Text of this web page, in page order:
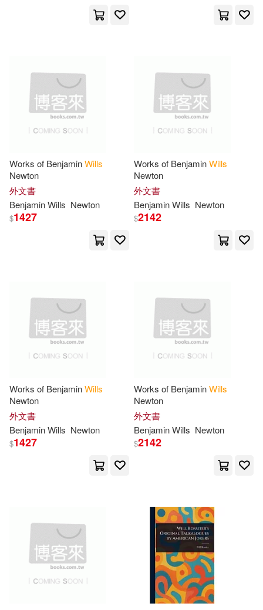
Will H.(47)
New York Times Company (COR)/
Planners(46) Ridgeway(46)
Willing(46) Bell(45)
Nelson(45)
Teesson Inc(45)
Atkinson(44)
Bouts Louzi(44) Carol(44)
Jordan(44) Melissa(44)
Max(43)
Ron(43)
Compendium Inc(12)
Ft Pr(12)
Houghton Mifflin Harcourt(12)
Houghton Mifflin School(12)
Paul & Co Pub Consortium(12)
Prentice Hall(12)
Replica Books(12)
Walker & Co(12)
West Academic(12)
Atlantic Pub Co(11)
Works of BenjaminWills
Newton
外文書
BenjaminWills Newton
$1427
Works of BenjaminWills
Newton
外文書
BenjaminWills Newton
$2142
Works of BenjaminWills
Newton
外文書
BenjaminWills Newton
$1427
Works of BenjaminWills
Newton
外文書
BenjaminWills Newton
$2142